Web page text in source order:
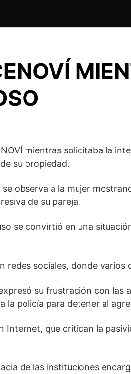
mientras solicitaba la
su propiedad.
observa a la mujer
de su pareja.
se convirtió en una
redes sociales, donde
su frustración con
policía para detener al
que critican la
de las instituciones